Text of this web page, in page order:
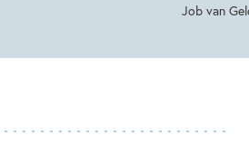
Job van